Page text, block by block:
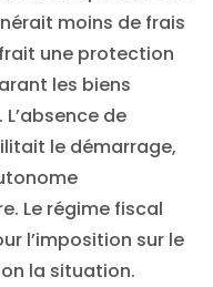
moins de frais
une protection
les biens
de
le démarrage,
Le régime fiscal
l’imposition sur le
la situation.